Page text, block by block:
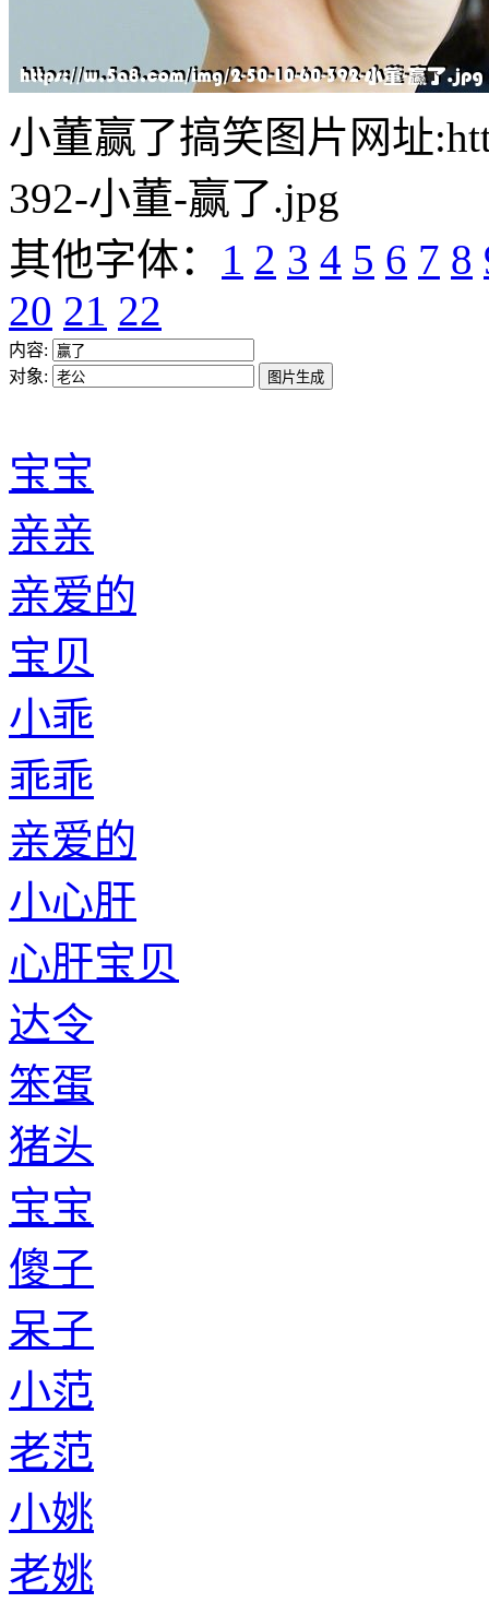
小董赢了搞笑图片网址
392-小董-赢了.jpg
其他字体： 1 2 3 4 5 6 7 8
20 21 22
内容:
对象:
宝宝
亲亲
亲爱的
宝贝
小乖
乖乖
亲爱的
小心肝
心肝宝贝
达令
笨蛋
猪头
宝宝
傻子
呆子
小范
老范
小姚
老姚